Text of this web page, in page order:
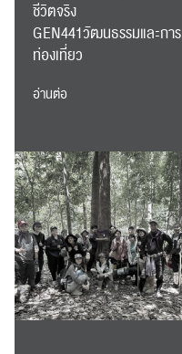
ชีวิตจริง
GEN441วัฒนธรรมและการ
ท่องเที่ยว
อ่านต่อ